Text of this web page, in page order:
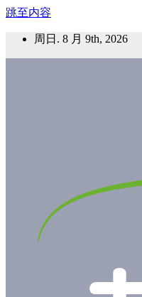
跳至内容
周日. 8 月 9th, 2026